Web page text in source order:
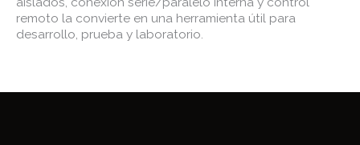
remoto la convierte en una herramienta útil para
desarrollo, prueba y laboratorio.